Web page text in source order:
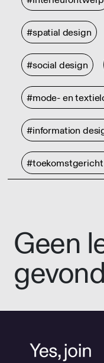
#spatial design
#social design
#mode- en
#information
Geen